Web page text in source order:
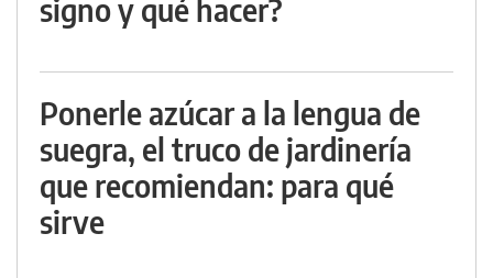
signo y qué hacer?
Ponerle azúcar a la lengua de
suegra, el truco de jardinería
que recomiendan: para qué
sirve